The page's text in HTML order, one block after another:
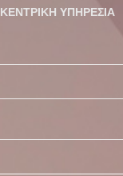
ΚΕΝΤΡΙΚΗ ΥΠΗΡΕΣΙΑ